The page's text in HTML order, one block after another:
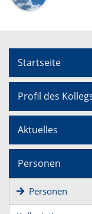
Startseite
Profil des
Aktuelles
Personen
Personen